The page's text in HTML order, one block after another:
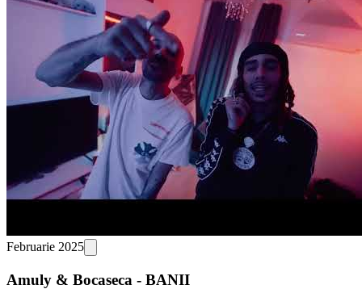
Februarie 2025
Amuly & Bocaseca - BANII